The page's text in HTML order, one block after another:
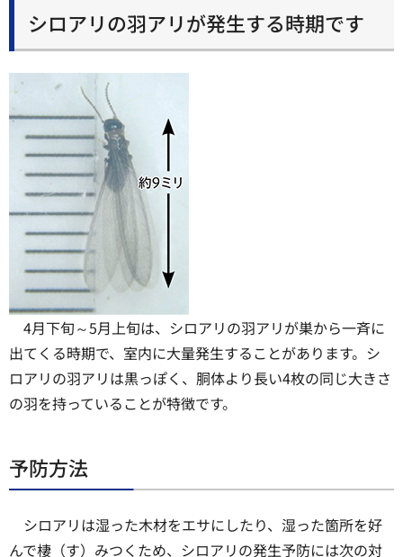
シロアリの羽アリが発生する時期です
4月下旬～5月上旬は、シロアリの羽アリが巣から一斉に
出てくる時期で、室内に大量発生することがあります。シ
ロアリの羽アリは黒っぽく、胴体より長い4枚の同じ大きさ
の羽を持っていることが特徴です。
予防方法
シロアリは湿った木材をエサにしたり、湿った箇所を好
んで棲（す）みつくため、シロアリの発生予防には次の対